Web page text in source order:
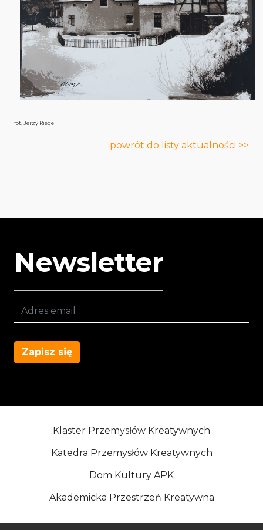
fot. Jerzy Riegel
powrót do listy aktualności >>
Newsletter
Zapisz się
Klaster Przemysłów Kreatywnych
Katedra Przemysłów Kreatywnych
Dom Kultury APK
Akademicka Przestrzeń Kreatywna